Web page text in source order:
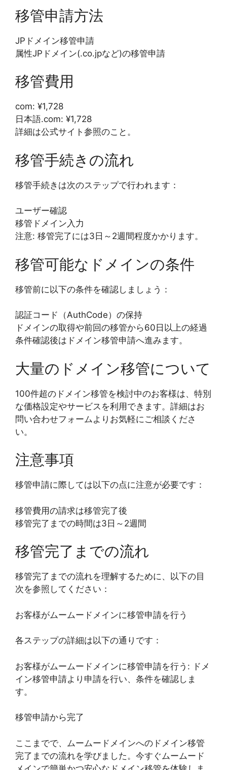
移管申請方法
JPドメイン移管申請
属性JPドメイン(.co.jpなど)の移管申請
移管費用
com: ¥1,728
日本語.com: ¥1,728
詳細は公式サイト参照のこと。
移管手続きの流れ
移管手続きは次のステップで行われます：
ユーザー確認
移管ドメイン入力
注意: 移管完了には3日～2週間程度かかります。
移管可能なドメインの条件
移管前に以下の条件を確認しましょう：
認証コード（AuthCode）の保持
ドメインの取得や前回の移管から60日以上の経過
条件確認後はドメイン移管申請へ進みます。
大量のドメイン移管について
100件超のドメイン移管を検討中のお客様は、特別
な価格設定やサービスを利用できます。詳細はお
問い合わせフォームよりお気軽にご相談くださ
い。
注意事項
移管申請に際しては以下の点に注意が必要です：
移管費用の請求は移管完了後
移管完了までの時間は3日～2週間
移管完了までの流れ
移管完了までの流れを理解するために、以下の目
次を参照してください：
お客様がムームードメインに移管申請を行う
各ステップの詳細は以下の通りです：
お客様がムームードメインに移管申請を行う: ドメ
イン移管申請より申請を行い、条件を確認しま
す。
移管申請から完了
ここまでで、ムームードメインへのドメイン移管
完了までの流れを学びました。今すぐムームード